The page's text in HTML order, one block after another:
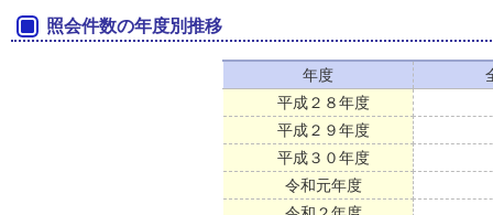
照会件数の年度別推移
年度
平成２８年度
平成２９年度
平成３０年度
令和元年度